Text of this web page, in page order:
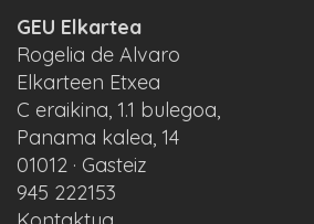
GEU Elkartea
Rogelia de Alvaro
Elkarteen Etxea
C eraikina, 1.1 bulegoa,
Panama kalea, 14
01012 · Gasteiz
945 222153